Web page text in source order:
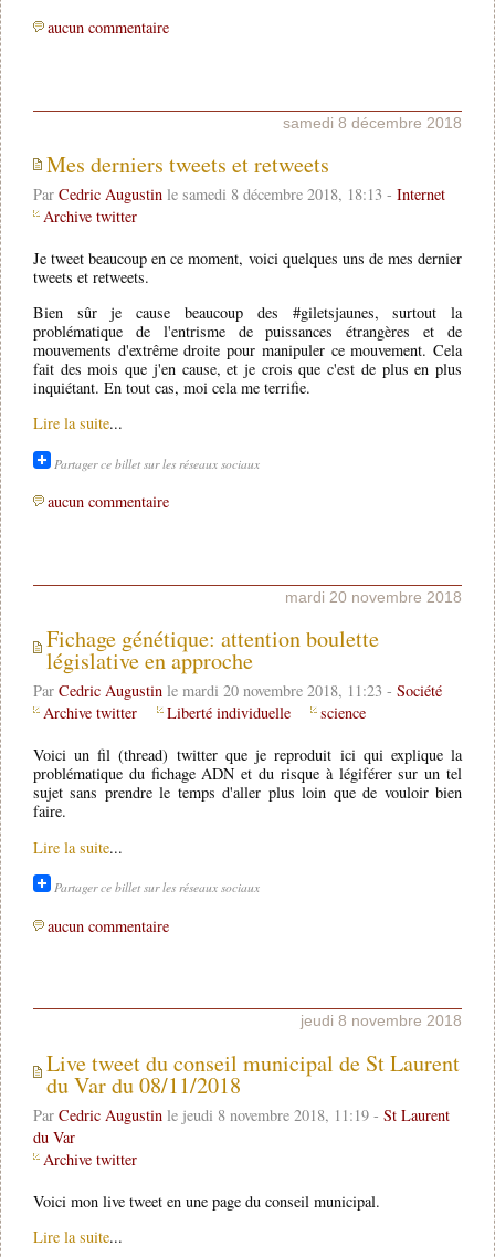
aucun commentaire
samedi 8 décembre 2018
Mes derniers tweets et retweets
Par Cedric Augustinle samedi 8 décembre 2018, 18:13 - Internet
Archive twitter
Je tweet beaucoup en ce moment, voici quelques uns de mes dernier
tweets et retweets.
Bien sûr je cause beaucoup des #giletsjaunes, surtout la
problématique de l'entrisme de puissances étrangères et de
mouvements d'extrême droite pour manipuler ce mouvement. Cela
fait des mois que j'en cause, et je crois que c'est de plus en plus
inquiétant. En tout cas, moi cela me terrifie.
Lire la suite...
Partager ce billet sur les réseaux sociaux
aucun commentaire
mardi 20 novembre 2018
Fichage génétique: attention boulette
législative en approche
Par Cedric Augustinle mardi 20 novembre 2018, 11:23 - Société
Archive twitter
Liberté individuelle science
Voici un fil (thread) twitter que je reproduit ici qui explique la
problématique du fichage ADN et du risque à légiférer sur un tel
sujet sans prendre le temps d'aller plus loin que de vouloir bien
faire.
Lire la suite...
Partager ce billet sur les réseaux sociaux
aucun commentaire
jeudi 8 novembre 2018
Live tweet du conseil municipal de St Laurent
du Var du 08/11/2018
Par Cedric Augustinle jeudi 8 novembre 2018, 11:19 - St Laurent
du Var
Archive twitter
Voici mon live tweet en une page du conseil municipal.
Lire la suite...